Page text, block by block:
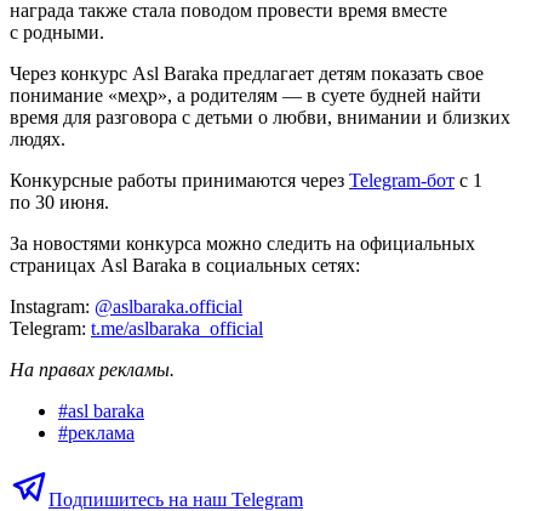
награда также стала поводом провести время вместе
с родными.
Через конкурс Asl Baraka предлагает детям показать свое
понимание «меҳр», а родителям — в суете будней найти
время для разговора с детьми о любви, внимании и близких
людях.
Конкурсные работы принимаются через Telegram-бот с 1
по 30 июня.
За новостями конкурса можно следить на официальных
страницах Asl Baraka в социальных сетях:
Instagram: @aslbaraka.official
Telegram: t.me/aslbaraka_official
На правах рекламы.
#asl baraka
#реклама
Подпишитесь на наш Telegram